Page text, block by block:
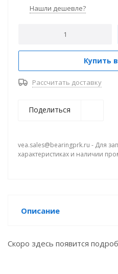
Нашли дешевле?
Купить
Рассчитать доставку
Поделиться
vea.sales@bearingprk.ru - Для
характеристиках и наличии
Описание
Скоро здесь появится